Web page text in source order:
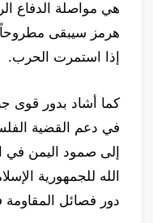
هي مواصلة الدفاع
هرمز سيبقى
إذا استمرت الحرب.
كما أشاد بدور قوى
في دعم القضية
إلى صمود اليمن
الله للجمهورية
دور فصائل المقاومة